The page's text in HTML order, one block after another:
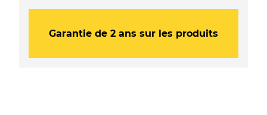
Garantie de 2 ans sur les produits